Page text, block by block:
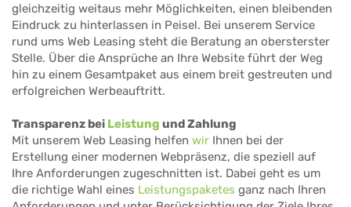
gleichzeitig weitaus mehr Möglichkeiten, einen bleibenden
Eindruck zu hinterlassen in Peisel. Bei unserem Service
rund ums Web Leasing steht die Beratung an obersterster
Stelle. Über die Ansprüche an Ihre Website führt der Weg
hin zu einem Gesamtpaket aus einem breit gestreuten und
erfolgreichen Werbeauftritt.
Transparenz bei Leistung und Zahlung
Mit unserem Web Leasing helfen wir Ihnen bei der
Erstellung einer modernen Webpräsenz, die speziell auf
Ihre Anforderungen zugeschnitten ist. Dabei geht es um
die richtige Wahl eines Leistungspaketes ganz nach Ihren